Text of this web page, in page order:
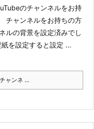
のチャンネルをお持
チャンネルをお持ちの方
ルの背景を設定済みでし
を設定すると設定 ...
ャンネ ...